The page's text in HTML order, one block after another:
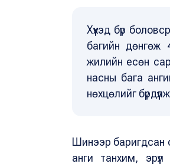
Хүүхэд бүр
багийн дөнгөж
жилийн есөн
насны бага
нөхцөлийг
Шинээр баригдсан
анги танхим,